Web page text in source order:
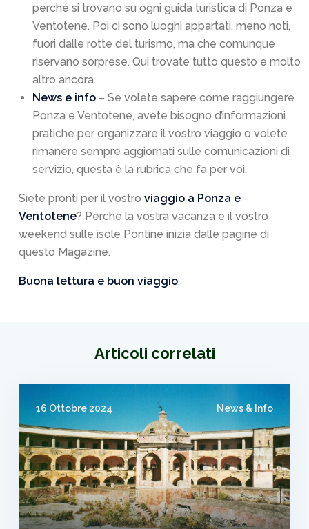
perché si trovano su ogni guida turistica di Ponza e
Ventotene. Poi ci sono luoghi appartati, meno noti,
fuori dalle rotte del turismo, ma che comunque
riservano sorprese. Qui trovate tutto questo e molto
altro ancora.
News e info – Se volete sapere come raggiungere
Ponza e Ventotene, avete bisogno d’informazioni
pratiche per organizzare il vostro viaggio o volete
rimanere sempre aggiornati sulle comunicazioni di
servizio, questa è la rubrica che fa per voi.
Siete pronti per il vostro viaggio a Ponza e
Ventotene? Perché la vostra vacanza e il vostro
weekend sulle isole Pontine inizia dalle pagine di
questo Magazine.
Buona lettura e buon viaggio.
Articoli correlati
16 Ottobre 2024 News & Info